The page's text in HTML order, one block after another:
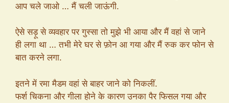
आप चले जाओ … मैं चली जाऊंगी.
ऐसे सड़ू से व्यवहार पर गुस्सा तो मुझे भी आया और मैं वहां से जाने
ही लगा था … तभी मेरे घर से फ़ोन आ गया और मैं रुक कर फोन से
बात करने लगा.
इतने में रमा मैडम वहां से बाहर जाने को निकलीं.
फर्श चिकना और गीला होने के कारण उनका पैर फिसल गया और